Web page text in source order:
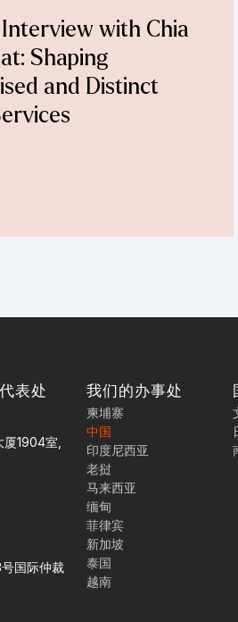
Interview with Chia
Shaping
and Distinct
表处
1904室,
国际仲裁
我们的办事处
柬埔寨
中国
印度尼西亚
老挝
马来西亚
缅甸
菲律宾
新加坡
泰国
越南